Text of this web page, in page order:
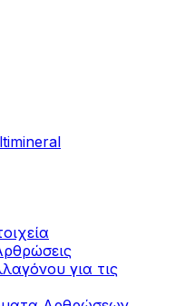
για τις